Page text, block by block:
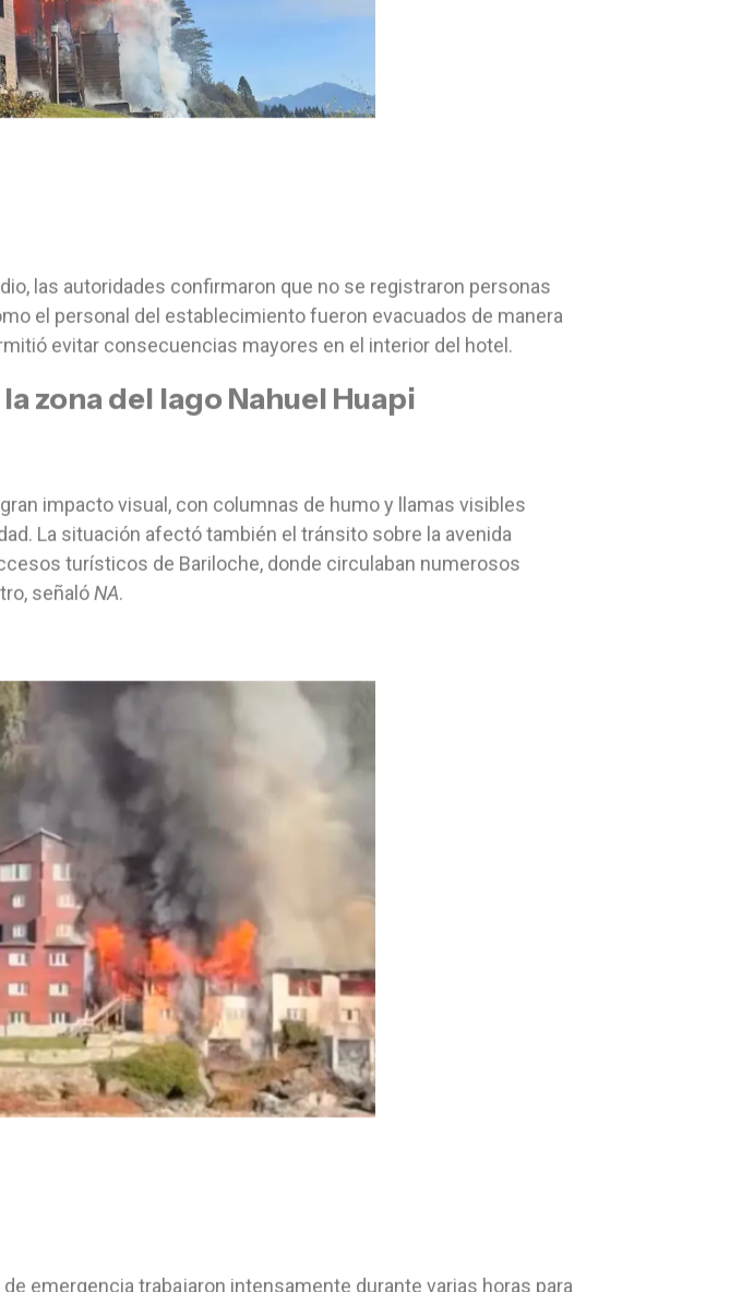
las autoridades confirmaron que no se registraron personas
el personal del establecimiento fueron evacuados de manera
evitar consecuencias mayores en el interior del hotel.
zona del lago Nahuel Huapi
impacto visual, con columnas de humo y llamas visibles
La situación afectó también el tránsito sobre la avenida
turísticos de Bariloche, donde circulaban numerosos
señalóNA.
emergencia trabajaron intensamente durante varias horas para